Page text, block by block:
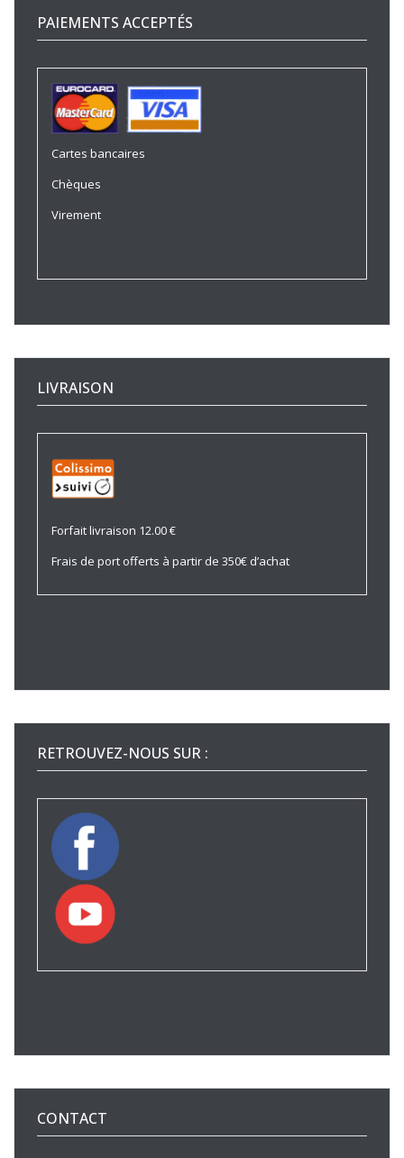
PAIEMENTS ACCEPTÉS
Cartes bancaires
Chèques
Virement
LIVRAISON
Forfait livraison 12.00 €
Frais de port offerts à partir de 350€ d’achat
RETROUVEZ-NOUS SUR :
CONTACT